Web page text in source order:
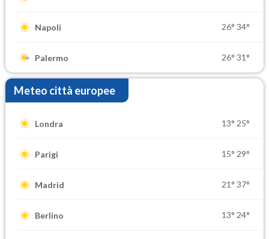
Napoli 26° 34°
Palermo 26° 31°
Meteo città europee
Londra 13° 25°
Parigi 15° 29°
Madrid 21° 37°
Berlino 13° 24°